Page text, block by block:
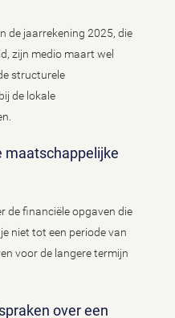
de jaarrekening 2025, die
zijn medio maart wel
structurele
de lokale
de financiële opgaven die
niet tot een periode van
voor de langere termijn